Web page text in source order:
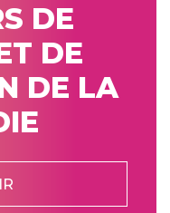
DE
DE
DE LA